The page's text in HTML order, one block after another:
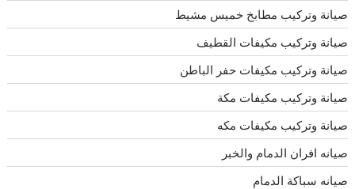
صيانة وتركيب مطابخ خميس مشيط
صيانة وتركيب مكيفات القطيف
صيانة وتركيب مكيفات حفر الباطن
صيانة وتركيب مكيفات مكة
صيانة وتركيب مكيفات مكه
صيانه افران الدمام والخبر
صيانه سباكة الدمام